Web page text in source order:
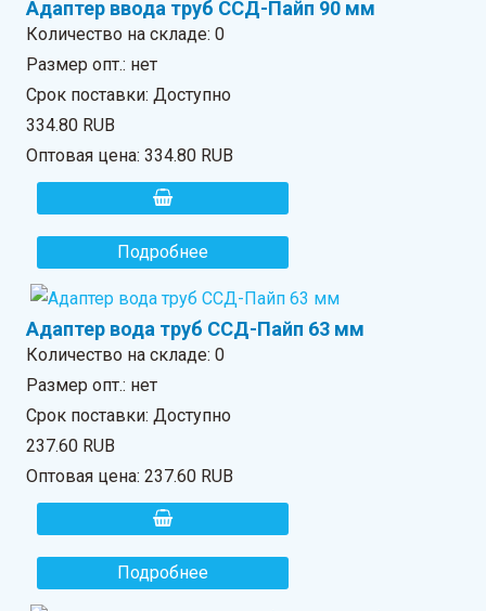
Адаптер ввода труб ССД-Пайп 90 мм
Количество на складе:0
Размер опт.: нет
Срок поставки: Доступно
334.80 RUB
Оптовая цена:334.80 RUB
Подробнее
Адаптер вода труб ССД-Пайп 63 мм
Количество на складе:0
Размер опт.: нет
Срок поставки: Доступно
237.60 RUB
Оптовая цена:237.60 RUB
Подробнее